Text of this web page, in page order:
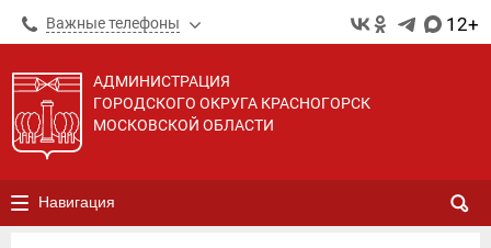
Важные телефоны 12+
АДМИНИСТРАЦИЯ
ГОРОДСКОГО ОКРУГА КРАСНОГОРСК
МОСКОВСКОЙ ОБЛАСТИ
Навигация